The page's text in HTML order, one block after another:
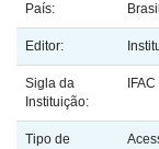
País: Brasil
Editor:
Sigla da
Instituição:
Tipo de